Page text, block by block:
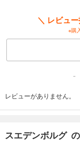
＼ レビュ
※購
-
レビューがありません。
スエデンボルグ